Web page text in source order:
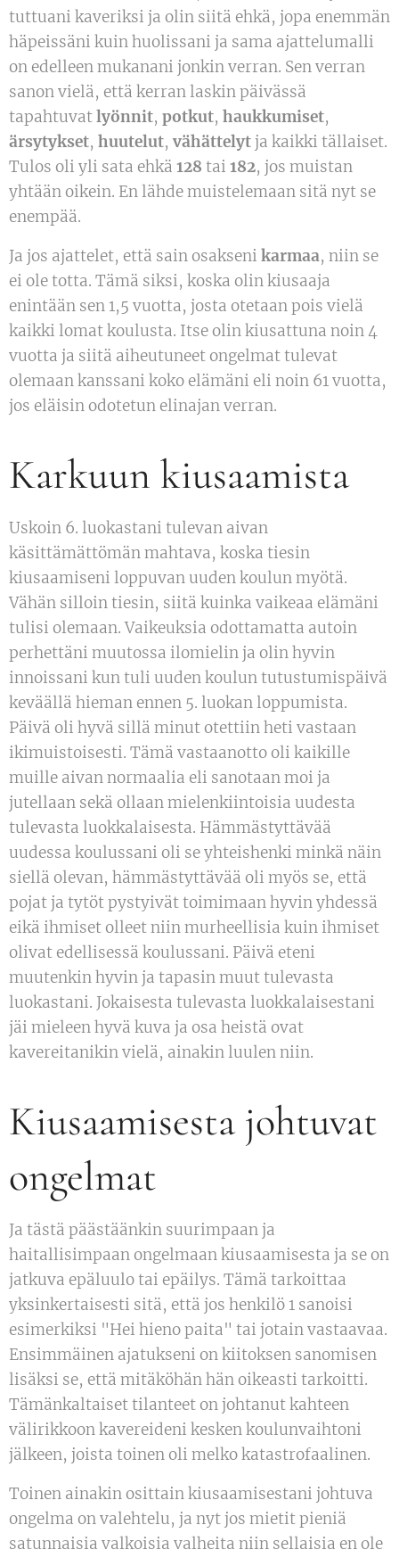
tuttuani kaveriksi ja olin siitä ehkä, jopa enemmän
häpeissäni kuin huolissani ja sama ajattelumalli
on edelleen mukanani jonkin verran. Sen verran
sanon vielä, että kerran laskin päivässä
tapahtuvatlyönnit, potkut, haukkumiset,
ärsytykset, huutelut, vähättelytja kaikki tällaiset.
Tulos oli yli sata ehkä 128 tai 182, jos muistan
yhtään oikein. En lähde muistelemaan sitä nyt se
enempää.
Ja jos ajattelet, että sain osakseni karmaa, niin se
ei ole totta. Tämä siksi, koska olin kiusaaja
enintään sen 1,5 vuotta, josta otetaan pois vielä
kaikki lomat koulusta. Itse olin kiusattuna noin 4
vuotta ja siitä aiheutuneet ongelmat tulevat
olemaan kanssani koko elämäni eli noin 61 vuotta,
jos eläisin odotetun elinajan verran.
Karkuun kiusaamista
Uskoin 6. luokastani tulevan aivan
käsittämättömän mahtava, koska tiesin
kiusaamiseni loppuvan uuden koulun myötä.
Vähän silloin tiesin, siitä kuinka vaikeaa elämäni
tulisi olemaan. Vaikeuksia odottamatta autoin
perhettäni muutossa ilomielin ja olin hyvin
innoissani kun tuli uuden koulun tutustumispäivä
keväällä hieman ennen 5. luokan loppumista.
Päivä oli hyvä sillä minut otettiin heti vastaan
ikimuistoisesti. Tämä vastaanotto oli kaikille
muille aivan normaalia eli sanotaan moi ja
jutellaan sekä ollaan mielenkiintoisia uudesta
tulevasta luokkalaisesta. Hämmästyttävää
uudessa koulussani oli se yhteishenki minkä näin
siellä olevan, hämmästyttävää oli myös se, että
pojat ja tytöt pystyivät toimimaan hyvin yhdessä
eikä ihmiset olleet niin murheellisia kuin ihmiset
olivat edellisessä koulussani. Päivä eteni
muutenkin hyvin ja tapasin muut tulevasta
luokastani. Jokaisesta tulevasta luokkalaisestani
jäi mieleen hyvä kuva ja osa heistä ovat
kavereitanikin vielä, ainakin luulen niin.
Kiusaamisesta johtuvat
ongelmat
Ja tästä päästäänkin suurimpaan ja
haitallisimpaan ongelmaan kiusaamisesta ja se on
jatkuva epäluulo tai epäilys. Tämä tarkoittaa
yksinkertaisesti sitä, että jos henkilö 1 sanoisi
esimerkiksi "Hei hieno paita" tai jotain vastaavaa.
Ensimmäinen ajatukseni on kiitoksen sanomisen
lisäksi se, että mitäköhän hän oikeasti tarkoitti.
Tämänkaltaiset tilanteet on johtanut kahteen
välirikkoon kavereideni kesken koulunvaihtoni
jälkeen, joista toinen oli melko katastrofaalinen.
Toinen ainakin osittain kiusaamisestani johtuva
ongelma on valehtelu, ja nyt jos mietit pieniä
satunnaisia valkoisia valheita niin sellaisia en ole